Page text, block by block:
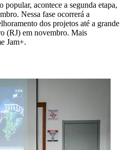
popular, acontece a segunda etapa,
Nessa fase ocorrerá a
dos projetos até a grande
(RJ) em novembro. Mais
Jam+.